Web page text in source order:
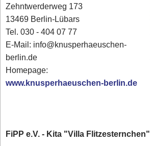
Zehntwerderweg 173
13469 Berlin-Lübars
Tel. 030 - 404 07 77
E-Mail: info@knusperhaeuschen-
berlin.de
Homepage:
www.knusperhaeuschen-berlin.de
FiPP e.V. - Kita "Villa Flitzesternchen"